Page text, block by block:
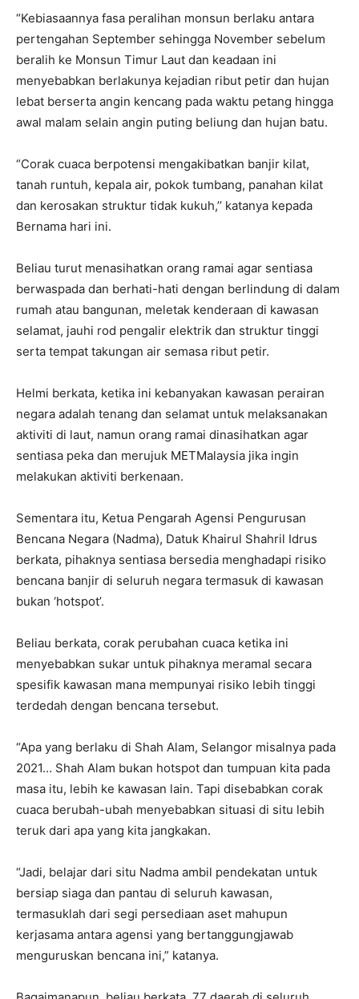
“Kebiasaannya fasa peralihan monsun berlaku antara
pertengahan September sehingga November sebelum
beralih ke Monsun Timur Laut dan keadaan ini
menyebabkan berlakunya kejadian ribut petir dan hujan
lebat berserta angin kencang pada waktu petang hingga
awal malam selain angin puting beliung dan hujan batu.
“Corak cuaca berpotensi mengakibatkan banjir kilat,
tanah runtuh, kepala air, pokok tumbang, panahan kilat
dan kerosakan struktur tidak kukuh,’’ katanya kepada
Bernama hari ini.
Beliau turut menasihatkan orang ramai agar sentiasa
berwaspada dan berhati-hati dengan berlindung di dalam
rumah atau bangunan, meletak kenderaan di kawasan
selamat, jauhi rod pengalir elektrik dan struktur tinggi
serta tempat takungan air semasa ribut petir.
Helmi berkata, ketika ini kebanyakan kawasan perairan
negara adalah tenang dan selamat untuk melaksanakan
aktiviti di laut, namun orang ramai dinasihatkan agar
sentiasa peka dan merujuk METMalaysia jika ingin
melakukan aktiviti berkenaan.
Sementara itu, Ketua Pengarah Agensi Pengurusan
Bencana Negara (Nadma), Datuk Khairul Shahril Idrus
berkata, pihaknya sentiasa bersedia menghadapi risiko
bencana banjir di seluruh negara termasuk di kawasan
bukan ‘hotspot’.
Beliau berkata, corak perubahan cuaca ketika ini
menyebabkan sukar untuk pihaknya meramal secara
spesifik kawasan mana mempunyai risiko lebih tinggi
terdedah dengan bencana tersebut.
“Apa yang berlaku di Shah Alam, Selangor misalnya pada
2021… Shah Alam bukan hotspot dan tumpuan kita pada
masa itu, lebih ke kawasan lain. Tapi disebabkan corak
cuaca berubah-ubah menyebabkan situasi di situ lebih
teruk dari apa yang kita jangkakan.
“Jadi, belajar dari situ Nadma ambil pendekatan untuk
bersiap siaga dan pantau di seluruh kawasan,
termasuklah dari segi persediaan aset mahupun
kerjasama antara agensi yang bertanggungjawab
menguruskan bencana ini,” katanya.